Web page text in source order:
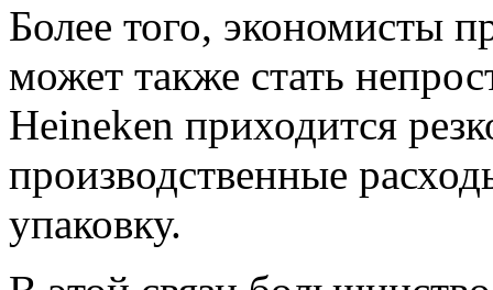
Более того, экономисты
может также стать
Heineken приходится
производственные
упаковку.